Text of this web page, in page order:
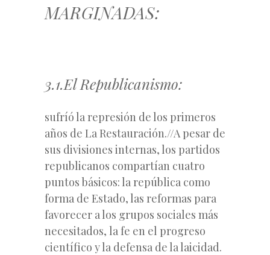
MARGINADAS:
3.1.El Republicanismo:
sufríó la represión de los primeros
años de La Restauración.//A pesar de
sus divisiones internas, los partidos
republicanos compartían cuatro
puntos básicos: la república como
forma de Estado, las reformas para
favorecer a los grupos sociales más
necesitados, la fe en el progreso
científico y la defensa de la laicidad.